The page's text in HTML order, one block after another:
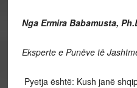
Nga Ermira Babamusta,
Eksperte e Punëve të
Pyetja është: Kush janë